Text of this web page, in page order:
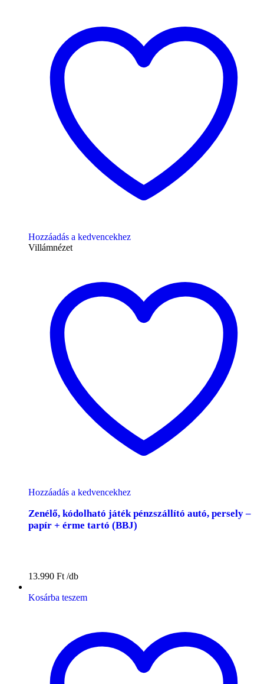
Hozzáadás a kedvencekhez
Villámnézet
Hozzáadás a kedvencekhez
Zenélő, kódolható játék pénzszállító autó, persely –
papír + érme tartó (BBJ)
13.990 Ft
Kosárba teszem